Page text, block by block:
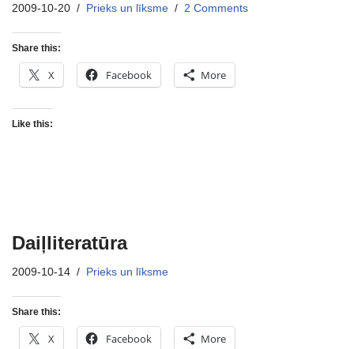
2009-10-20 Prieks un līksme 2 Comments
Share this:
X Facebook More
Like this:
Daiļliteratūra
2009-10-14 Prieks un līksme
Share this:
X Facebook More